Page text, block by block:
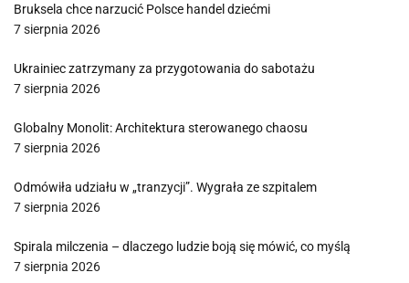
Bruksela chce narzucić Polsce handel dziećmi
7 sierpnia 2026
Ukrainiec zatrzymany za przygotowania do sabotażu
7 sierpnia 2026
Globalny Monolit: Architektura sterowanego chaosu
7 sierpnia 2026
Odmówiła udziału w „tranzycji”. Wygrała ze szpitalem
7 sierpnia 2026
Spirala milczenia – dlaczego ludzie boją się mówić, co myślą
7 sierpnia 2026